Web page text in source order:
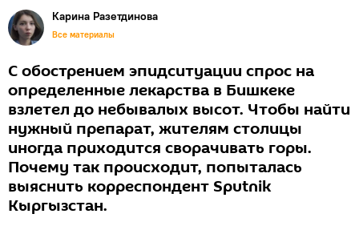
Карина Разетдинова
Все материалы
С обострением эпидситуации спрос на
определенные лекарства в Бишкеке
взлетел до небывалых высот. Чтобы найти
нужный препарат, жителям столицы
иногда приходится сворачивать горы.
Почему так происходит, попыталась
выяснить корреспондент Sputnik
Кыргызстан.